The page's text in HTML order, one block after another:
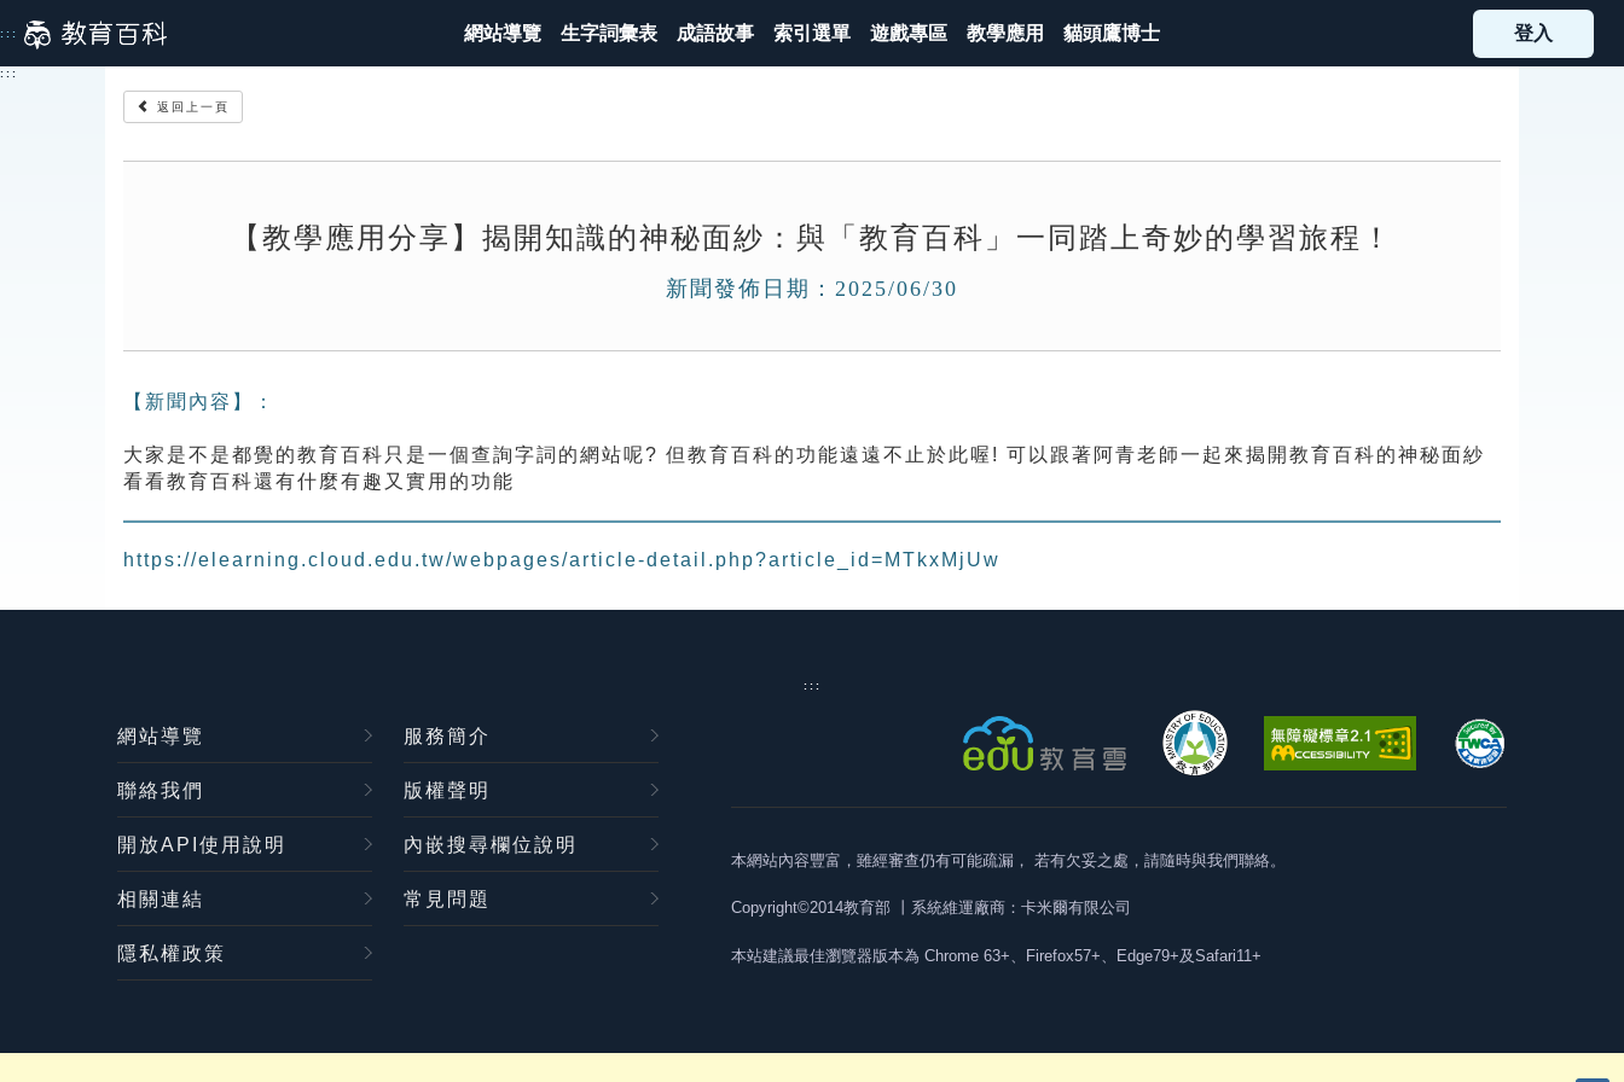
到
主
::: 網站導覽 生字詞彙表 成語故事 索引選單 遊戲專區 教學應用 貓頭鷹博士 登入
:::
返回上一頁
【教學應用分享】揭開知識的神秘面紗：與「教育百科」一同踏上奇妙的學習旅程！
新聞發佈日期：2025/06/30
【新聞內容】：
大家是不是都覺的教育百科只是一個查詢字詞的網站呢? 但教育百科的功能遠遠不止於此喔! 可以跟著阿青老師一起來揭開教育百科的神秘面紗
看看教育百科還有什麼有趣又實用的功能
https://elearning.cloud.edu.tw/webpages/article-detail.php?article_id=MTkxMjUw
:::
網站導覽 服務簡介
聯絡我們 版權聲明
開放API使用說明 內嵌搜尋欄位說明
相關連結 常見問題
隱私權政策
本網站內容豐富，雖經審查仍有可能疏漏， 若有欠妥之處，請隨時與我們聯絡。
Copyright©2014教育部 丨系統維運廠商：卡米爾有限公司
本站建議最佳瀏覽器版本為 Chrome 63+、Firefox57+、Edge79+及Safari11+